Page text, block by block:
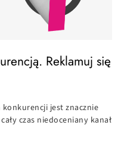
Reklamuj się
jest znacznie
czas niedoceniany kanał